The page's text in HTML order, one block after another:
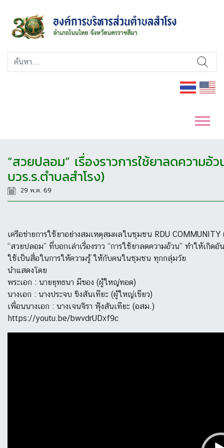
“สวยปลอม” เรื่องราวการใช้ยาลดความ
บวร.ร.ตำบลสำโรง)
29 พ.ค. 69
เครือข่ายการใช้ยาอย่างสมเหตุสมผลในชุมชน RDU
“สวยปลอม” ที่บอกเล่าเรื่องราว “การใช้ยาลดความอ้วน” ทำให้เกิด
ใช้เป็นสื่อในการให้ความรู้ ให้กับคนในชุมชน ทุกกลุ่มวัย
นำแสดงโดย
พระเอก : นายยุทธนา มีของ (ผู้ใหญ่ทอด)
นางเอก : นางประจบ ขิงสันเทียะ (ผู้ใหญ่เขียว)
เพื่อนนางเอก : นางเจนจิรา ฟุ้งสันเทียะ (อสม.)
https://youtu.be/bwvdrUDxf9c